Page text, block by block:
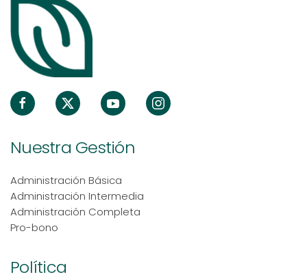
Nuestra Gestión
Administración Básica
Administración Intermedia
Administración Completa
Pro-bono
Política